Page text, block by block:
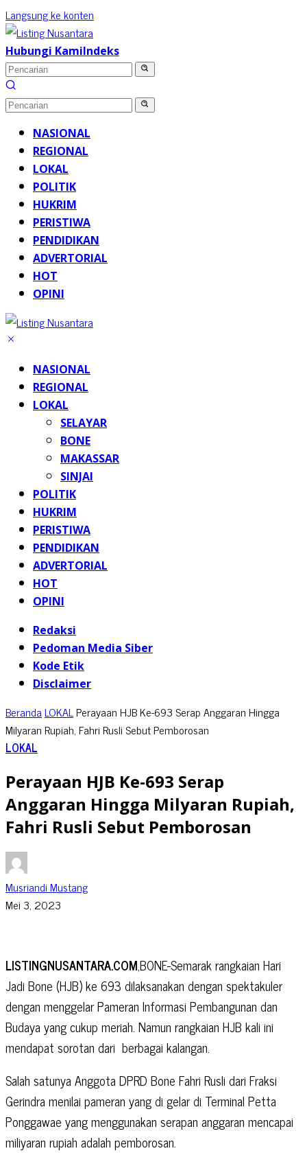
Langsung ke konten
Hubungi KamiIndeks
NASIONAL
REGIONAL
LOKAL
POLITIK
HUKRIM
PERISTIWA
PENDIDIKAN
ADVERTORIAL
HOT
OPINI
NASIONAL
REGIONAL
LOKAL
SELAYAR
BONE
MAKASSAR
SINJAI
POLITIK
HUKRIM
PERISTIWA
PENDIDIKAN
ADVERTORIAL
HOT
OPINI
Redaksi
Pedoman Media Siber
Kode Etik
Disclaimer
BerandaLOKALPerayaan HJB Ke-693 Serap Anggaran Hingga
Milyaran Rupiah, Fahri Rusli Sebut Pemborosan
LOKAL
Perayaan HJB Ke-693 Serap
Anggaran Hingga Milyaran Rupiah,
Fahri Rusli Sebut Pemborosan
Musriandi Mustang
Mei 3, 2023
LISTINGNUSANTARA.COM,BONE-Semarak rangkaian Hari
Jadi Bone (HJB) ke 693 dilaksanakan dengan spektakuler
dengan menggelar Pameran Informasi Pembangunan dan
Budaya yang cukup meriah. Namun rangkaian HJB kali ini
mendapat sorotan dari berbagai kalangan.
Salah satunya Anggota DPRD Bone Fahri Rusli dari Fraksi
Gerindra menilai pameran yang di gelar di Terminal Petta
Ponggawae yang menggunakan serapan anggaran mencapai
miliyaran rupiah adalah pemborosan.